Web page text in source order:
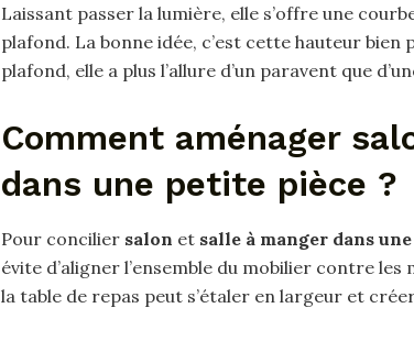
Laissant passer la lumière, elle s’offre une
plafond. La bonne idée, c’est cette hauteur bien
plafond, elle a plus l’allure d’un paravent que
Comment aménager
dans une petite pièce ?
Pour concilier salon et salle à manger dans
évite d’aligner l’ensemble du mobilier contre
la table de repas peut s’étaler en largeur et